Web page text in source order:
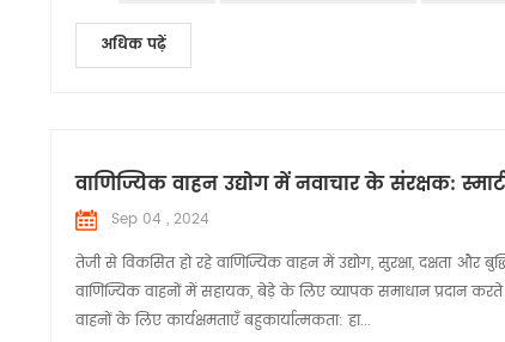
अधिक पढ़ें
वाणिज्यिक वाहन उद्योग में नवाचार के संरक्षक:
Sep 04 , 2024
तेजी से विकसित हो रहे वाणिज्यिक वाहन में उद्योग, सुरक्षा, दक्षता और
वाणिज्यिक वाहनों में सहायक, बेड़े के लिए व्यापक समाधान प्रदान
वाहनों के लिए कार्यक्षमताएँ बहुकार्यात्मकता: हा...